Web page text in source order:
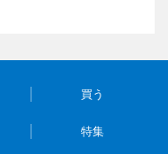
買う
特集